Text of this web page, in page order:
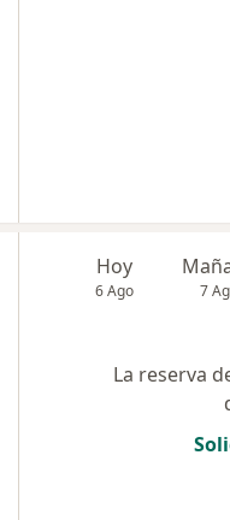
Hoy
6 Ago 7
La reserva